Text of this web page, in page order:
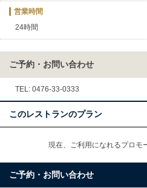
営業時間
24時間
ご予約・お問い合わせ
TEL: 0476-33-0333
このレストランのプラン
現在、ご利用になれるプロモ
ご予約・お問い合わせ